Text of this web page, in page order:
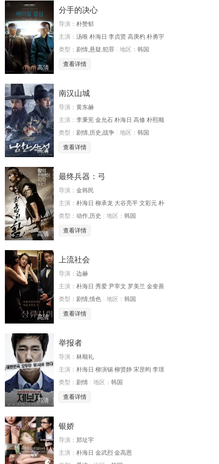
高清
分手的决心
导演： 朴赞郁
主演： 汤唯 朴海日 李贞贤 高庚杓 朴勇宇
类型： 剧情,悬疑,犯罪 地区： 韩国
查看详情
高清
南汉山城
导演： 黄东赫
主演： 李秉宪 金允石 朴海日 高修 朴熙顺
类型： 剧情,历史,战争 地区： 韩国
查看详情
高清
最终兵器：弓
导演： 金韩民
主演： 朴海日 柳承龙 大谷亮平 文彩元 朴
类型： 动作,历史 地区： 韩国
查看详情
高清
上流社会
导演： 边赫
主演： 朴海日 秀爱 尹宰文 罗美兰 金奎善
类型： 剧情,情色 地区： 韩国
查看详情
高清
举报者
导演： 林顺礼
主演： 朴海日 柳演锡 柳贤静 宋昰昀 李璟
类型： 剧情 地区： 韩国
查看详情
银娇
导演： 郑址宇
主演： 朴海日 金武烈 金高恩